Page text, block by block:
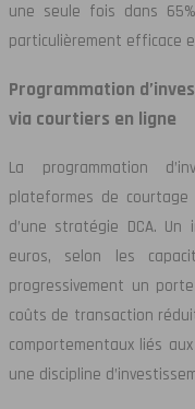
une seule fois dans
particulièrement efficace
Programmation
via courtiers en ligne
La programmation
plateformes de courtage
d’une stratégie DCA.
euros, selon les
progressivement un
coûts de transaction
comportementaux liés
une discipline